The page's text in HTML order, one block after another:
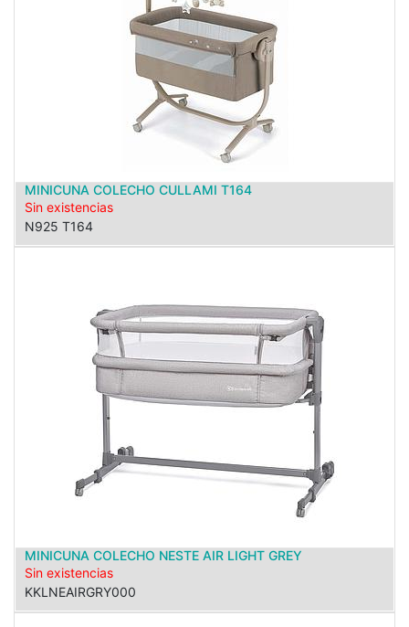
MINICUNA COLECHO CULLAMI T164
Sin existencias
N925 T164
MINICUNA COLECHO NESTE AIR LIGHT GREY
Sin existencias
KKLNEAIRGRY000